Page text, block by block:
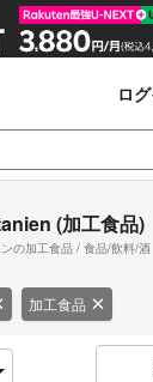
ロ
(加工食品)
の加工食品 / 食品/飲料/酒
加工食品